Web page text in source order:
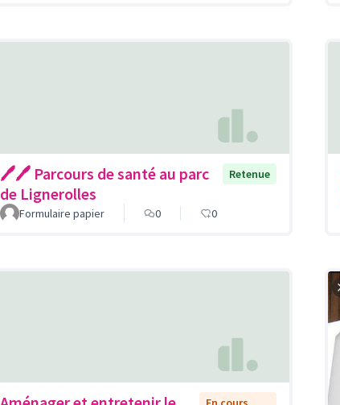
🖊🖊 Parcours de santé au parc
de Lignerolles
Retenue
Formulaire papier 0 0